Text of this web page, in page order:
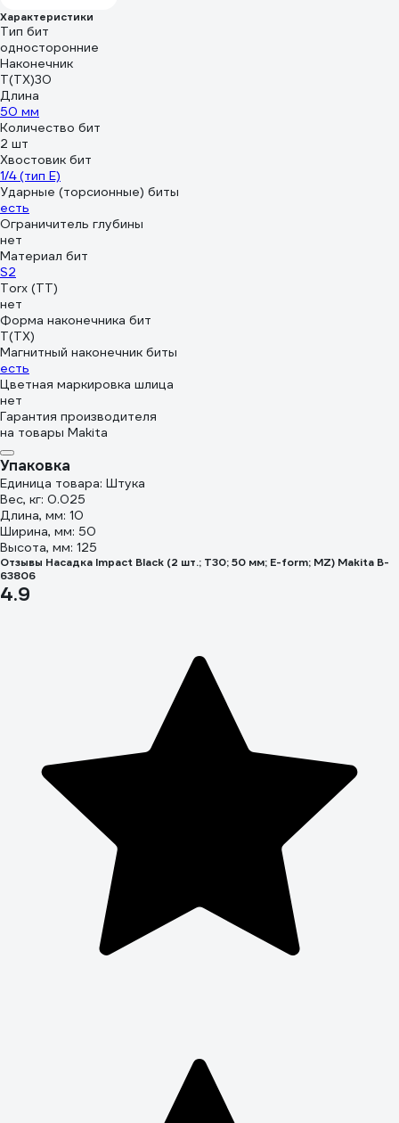
Характеристики
Тип бит
односторонние
Наконечник
Т(ТХ)30
Длина
50 мм
Количество бит
2 шт
Хвостовик бит
1/4 (тип Е)
Ударные (торсионные) биты
есть
Ограничитель глубины
нет
Материал бит
S2
Torx (TT)
нет
Форма наконечника бит
T(TX)
Магнитный наконечник биты
есть
Цветная маркировка шлица
нет
Гарантия производителя
на товары Makita
Упаковка
Единица товара: Штука
Вес, кг: 0.025
Длина, мм: 10
Ширина, мм: 50
Высота, мм: 125
Отзывы Насадка Impact Black (2 шт.; T30; 50 мм; E-form; MZ) Makita B-
63806
4.9